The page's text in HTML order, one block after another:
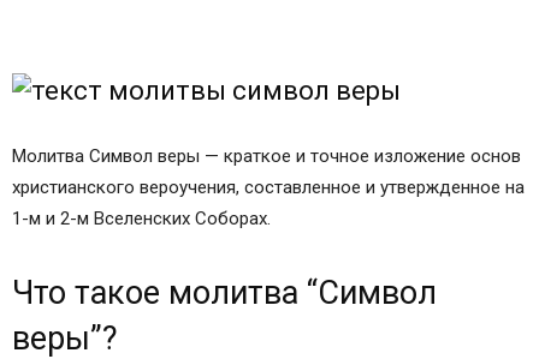
Молитва Символ веры — краткое и точное изложение основ
христианского вероучения, составленное и утвержденное на
1-м и 2-м Вселенских Соборах.
Что такое молитва “Символ
веры”?